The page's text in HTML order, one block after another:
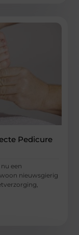
Pedicure
een
nieuwsgierig